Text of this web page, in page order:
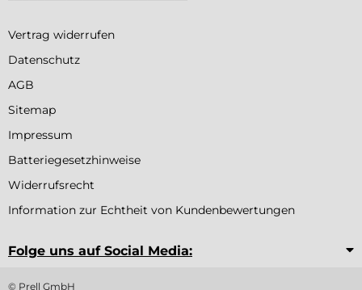
Vertrag widerrufen
Datenschutz
AGB
Sitemap
Impressum
Batteriegesetzhinweise
Widerrufsrecht
Information zur Echtheit von Kundenbewertungen
Folge uns auf Social Media:
© Prell GmbH